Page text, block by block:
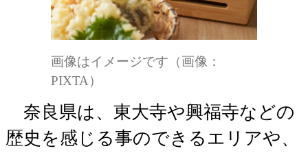
画像はイメージです（画像：
PIXTA）
奈良県は、東大寺や興福寺などの
歴史を感じる事のできるエリアや、